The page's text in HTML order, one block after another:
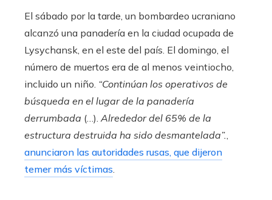
El sábado por la tarde, un bombardeo ucraniano
alcanzó una panadería en la ciudad ocupada de
Lysychansk, en el este del país. El domingo, el
número de muertos era de al menos veintiocho,
incluido un niño. “Continúan los operativos de
búsqueda en el lugar de la panadería
derrumbada (…). Alrededor del 65% de la
estructura destruida ha sido desmantelada”.,
anunciaron las autoridades rusas, que dijeron
temer más víctimas.